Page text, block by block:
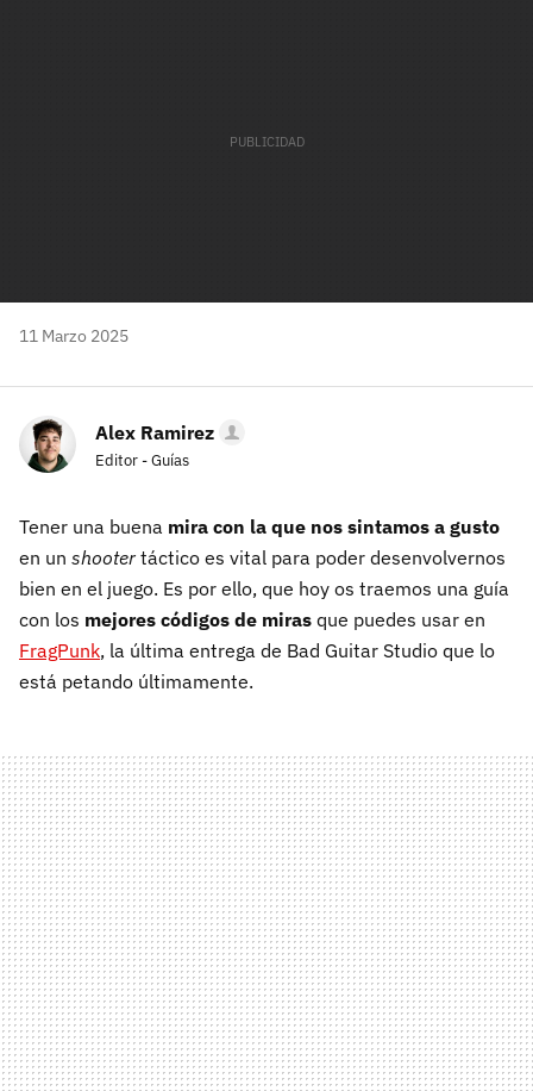
11 Marzo 2025
Alex Ramirez
Editor - Guías
Tener una buena mira con la que nos sintamos a gusto
en un shooter táctico es vital para poder desenvolvernos
bien en el juego. Es por ello, que hoy os traemos una guía
con los mejores códigos de miras que puedes usar en
FragPunk, la última entrega de Bad Guitar Studio que lo
está petando últimamente.